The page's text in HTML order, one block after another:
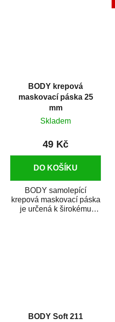
BODY krepová
maskovací páska 25
mm
Skladem
49 Kč
DO KOŠÍKU
BODY samolepící
krepová maskovací páska
je určená k širokému
BODY Soft 211